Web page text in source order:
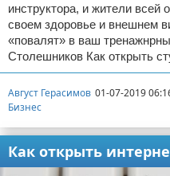
инструктора, и жители всей
своем здоровье и внешнем
«повалят» в ваш
Столешников Как открыть
Август Герасимов 01-07-2019
Бизнес
Как открыть